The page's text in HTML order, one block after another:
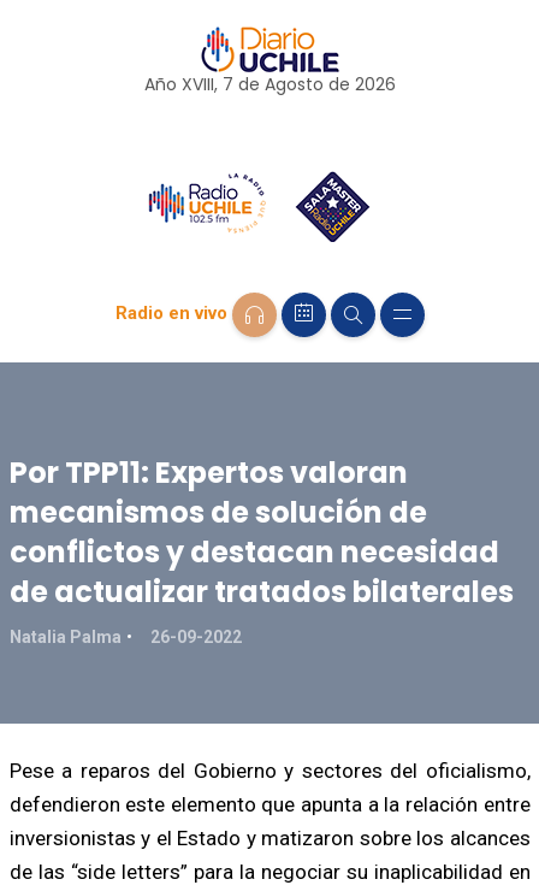
Año XVIII, 7 de Agosto de 2026
Radio en vivo
Por TPP11: Expertos valoran
mecanismos de solución de
conflictos y destacan necesidad
de actualizar tratados bilaterales
Natalia Palma 26-09-2022
Pese a reparos del Gobierno y sectores del oficialismo,
defendieron este elemento que apunta a la relación entre
inversionistas y el Estado y matizaron sobre los alcances
de las “side letters” para la negociar su inaplicabilidad en